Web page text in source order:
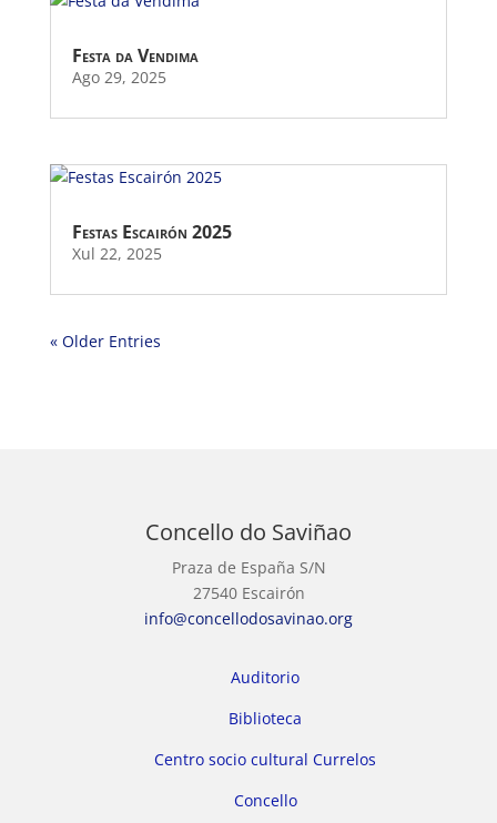
Festa da Vendima
Ago 29, 2025
Festas Escairón 2025
Xul 22, 2025
« Older Entries
Concello do Saviñao
Praza de España S/N
27540 Escairón
info@concellodosavinao.org
Auditorio
Biblioteca
Centro socio cultural Currelos
Concello